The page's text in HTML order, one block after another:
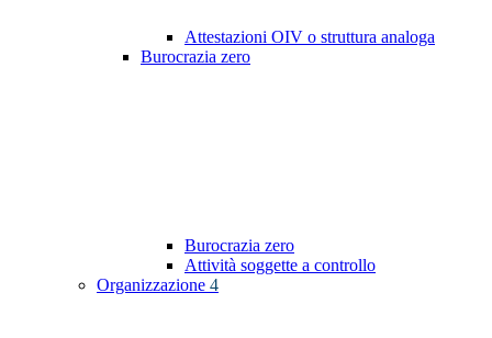
Attestazioni OIV o struttura analoga
Burocrazia zero
Burocrazia zero
Attività soggette a controllo
Organizzazione 4